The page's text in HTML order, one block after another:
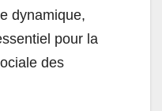
dynamique,
pour la
des